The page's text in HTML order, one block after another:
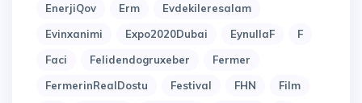
EnerjiQov
Erm
Evdekileresalam
Evinxanimi
Expo2020Dubai EynullaF
F
Faci
Felidendogruxeber
Fermer
FermerinRealDostu
Festival FHN
Film